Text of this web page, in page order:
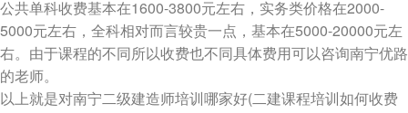
公共单科收费基本在1600-3800元左右，实务类价格在2000-
5000元左右，全科相对而言较贵一点，基本在5000-20000元左
右。由于课程的不同所以收费也不同具体费用可以咨询南宁优路
的老师。
以上就是对南宁二级建造师培训哪家好(二建课程培训如何收费